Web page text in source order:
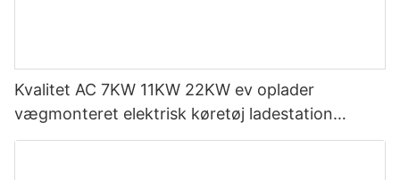
Kvalitet AC 7KW 11KW 22KW ev oplader
vægmonteret elektrisk køretøj ladestation
Producent | iFlowPower2